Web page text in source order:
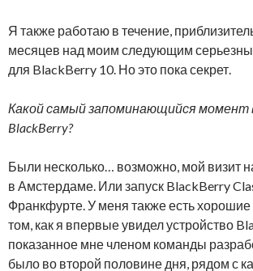
Я также работаю в течение,
месяцев над моим следующим
для BlackBerry 10. Но это пока секрет.
Какой самый запоминающийся момент
BlackBerry?
Были несколько… возможно, мой визит
в Амстердаме. Или запуск BlackBerry
Франкфурте. У меня также есть
том, как я впервые увидел устройство
показанное мне членом команды
было во второй половине дня, рядом с